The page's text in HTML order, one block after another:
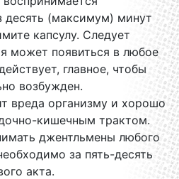
десять (максимум) минут
капсулу. Следует
может появиться в любое
главное, чтобы
возбужден.
вреда организму и хорошо
кишечным трактом.
джентльмены любого
за пять-десять
акта.